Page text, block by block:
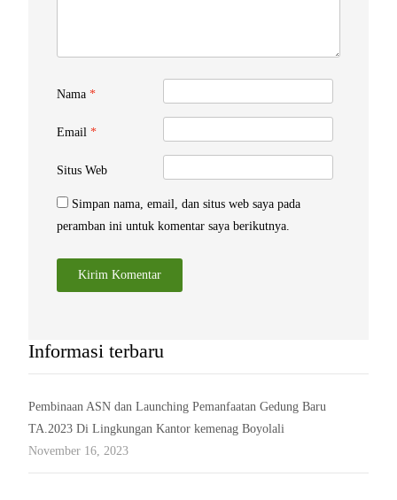
Nama *
Email *
Situs Web
Simpan nama, email, dan situs web saya pada
peramban ini untuk komentar saya berikutnya.
Informasi terbaru
Pembinaan ASN dan Launching Pemanfaatan Gedung Baru
TA.2023 Di Lingkungan Kantor kemenag Boyolali
November 16, 2023